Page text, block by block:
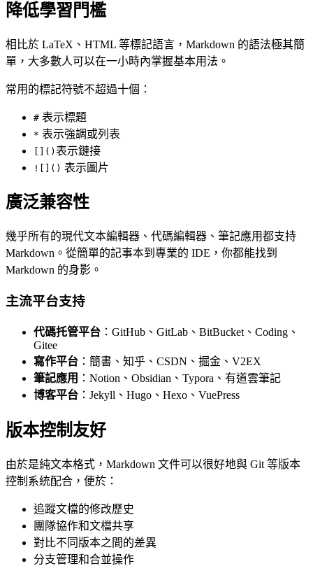
降低學習門檻
相比於 LaTeX、HTML 等標記語言，Markdown 的語法極其簡
單，大多數人可以在一小時內掌握基本用法。
常用的標記符號不超過十個：
# 表示標題
* 表示強調或列表
[]() 表示鏈接
![]() 表示圖片
廣泛兼容性
幾乎所有的現代文本編輯器、代碼編輯器、筆記應用都支持
Markdown。從簡單的記事本到專業的 IDE，你都能找到
Markdown 的身影。
主流平台支持
代碼托管平台 ：GitHub、GitLab、BitBucket、Coding、
Gitee
寫作平台 ：簡書、知乎、CSDN、掘金、V2EX
筆記應用 ：Notion、Obsidian、Typora、有道雲筆記
博客平台 ：Jekyll、Hugo、Hexo、VuePress
版本控制友好
由於是純文本格式，Markdown 文件可以很好地與 Git 等版本
控制系統配合，便於：
追蹤文檔的修改歷史
團隊協作和文檔共享
對比不同版本之間的差異
分支管理和合並操作